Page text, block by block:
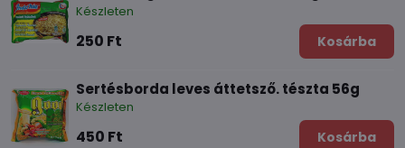
Készleten
250 Ft Kosárba
Sertésborda leves áttetsző. tészta 56g
Készleten
450 Ft Kosárba